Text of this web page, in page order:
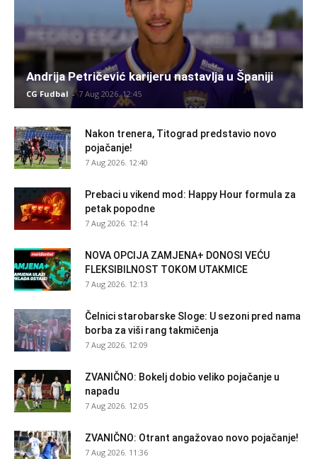
Andrija Petričević karijeru nastavlja u Španiji
CG Fudbal - 7 Aug 2026. 12:45
Nakon trenera, Titograd predstavio novo
pojačanje!
7 Aug 2026. 12:40
Prebaci u vikend mod: Happy Hour formula za
petak popodne
7 Aug 2026. 12:14
NOVA OPCIJA ZAMJENA+ DONOSI VEĆU
FLEKSIBILNOST TOKOM UTAKMICE
7 Aug 2026. 12:13
Čelnici starobarske Sloge: U sezoni pred nama
borba za viši rang takmičenja
7 Aug 2026. 12:09
ZVANIČNO: Bokelj dobio veliko pojačanje u
napadu
7 Aug 2026. 12:05
ZVANIČNO: Otrant angažovao novo pojačanje!
7 Aug 2026. 11:36